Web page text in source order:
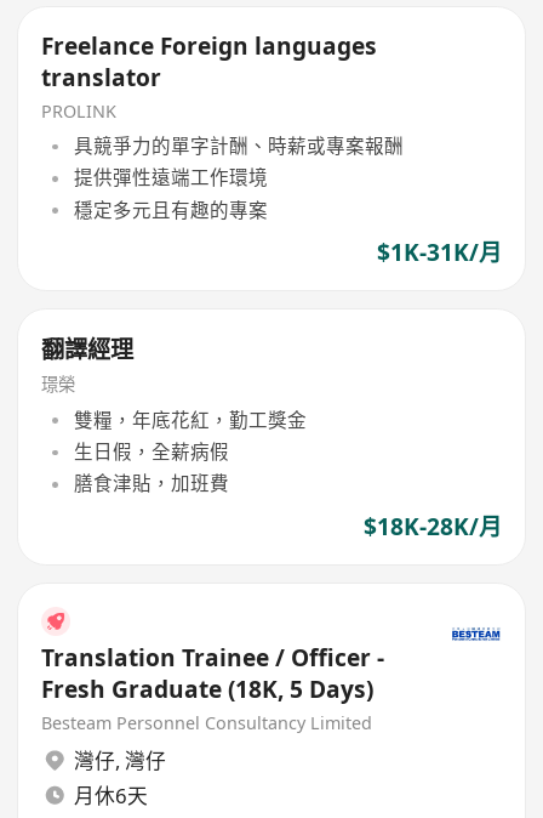
Freelance Foreign languages
translator
PROLINK
具競爭力的單字計酬、時薪或專案報酬
提供彈性遠端工作環境
穩定多元且有趣的專案
$1K-31K/月
翻譯經理
璟榮
雙糧，年底花紅，勤工獎金
生日假，全薪病假
膳食津貼，加班費
$18K-28K/月
Translation Trainee / Officer -
Fresh Graduate (18K, 5 Days)
Besteam Personnel Consultancy Limited
灣仔, 灣仔
月休6天